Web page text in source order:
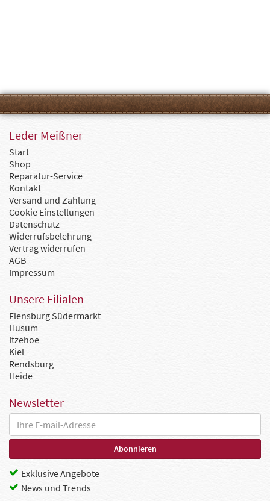
Leder Meißner
Start
Shop
Reparatur-Service
Kontakt
Versand und Zahlung
Cookie Einstellungen
Datenschutz
Widerrufsbelehrung
Vertrag widerrufen
AGB
Impressum
Unsere Filialen
Flensburg Südermarkt
Husum
Itzehoe
Kiel
Rendsburg
Heide
Newsletter
Exklusive Angebote
News und Trends